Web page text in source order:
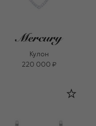
Кулон
220 000 ₽